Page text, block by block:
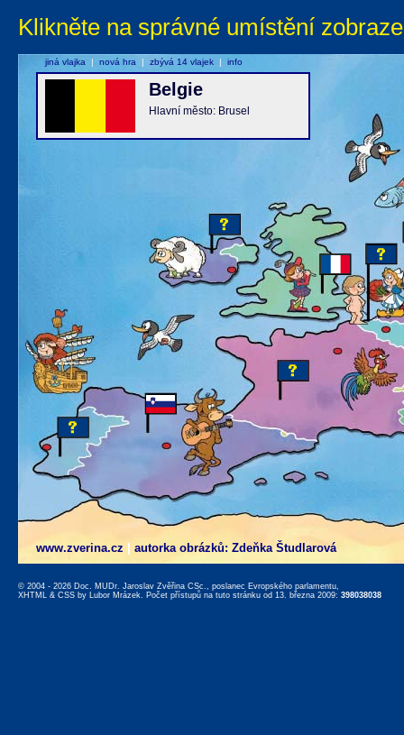
Klikněte na správné umístění
www.zverina.cz autorka obrázků: Zdeňka Študlarová
Belgie
Hlavní město: Brusel
jiná vlajka | nová hra | zbývá 14 vlajek | info
© 2004 - 2026 Doc. MUDr. Jaroslav Zvěřina CSc., poslanec Evropského parlamentu,
XHTML & CSS by Lubor Mrázek. Počet přístupů na tuto stránku od 13. března 2009: 398038038